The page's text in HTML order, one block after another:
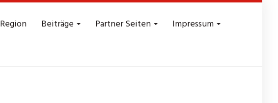
Region Beiträge Partner Seiten Impressum